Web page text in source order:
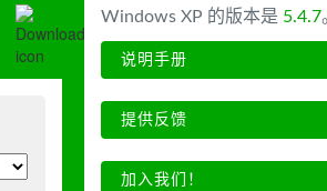
Windows XP 的版本是 5.4.7
说明手册
提供反馈
加入我们！